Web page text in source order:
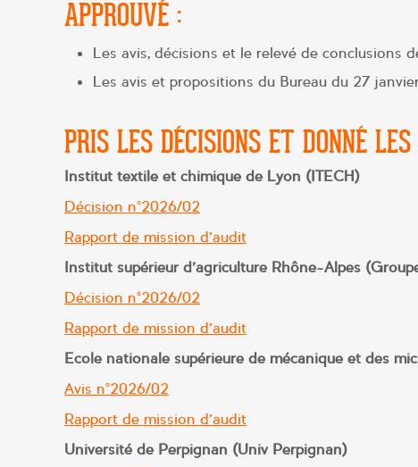
APPROUVÉ :
Les avis, décisions et le relevé de conclusions
Les avis et propositions du Bureau du 27
PRIS LES DÉCISIONS ET DONNÉ
Institut textile et chimique de Lyon (ITECH)
Décision n°2026/02
Rapport de mission d’audit
Institut supérieur d’agriculture Rhône-Alpes
Décision n°2026/02
Rapport de mission d’audit
Ecole nationale supérieure de mécanique et des
Avis n°2026/02
Rapport de mission d’audit
Université de Perpignan (Univ Perpignan)